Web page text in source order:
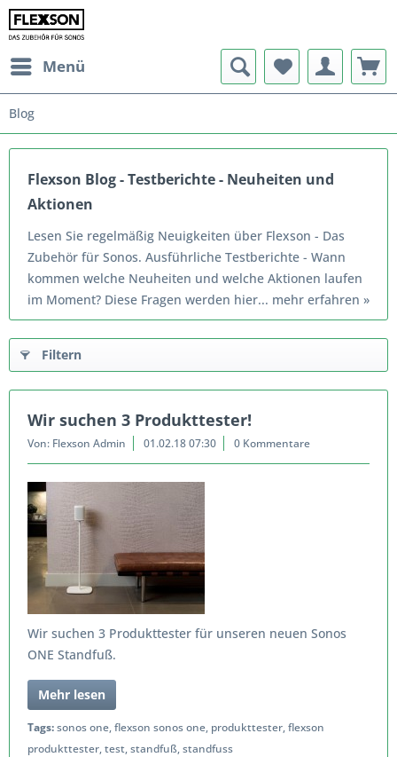
Menü
Blog
Flexson Blog - Testberichte - Neuheiten und
Aktionen
Lesen Sie regelmäßig Neuigkeiten über Flexson - Das
Zubehör für Sonos. Ausführliche Testberichte - Wann
kommen welche Neuheiten und welche Aktionen laufen
im Moment? Diese Fragen werden hier... mehr erfahren »
Filtern
Wir suchen 3 Produkttester!
Von: Flexson Admin 01.02.18 07:30 0 Kommentare
Wir suchen 3 Produkttester für unseren neuen Sonos
ONE Standfuß.
Mehr lesen
Tags:sonos one,flexson sonos one, produkttester,flexson
produkttester,test,standfuß,standfuss